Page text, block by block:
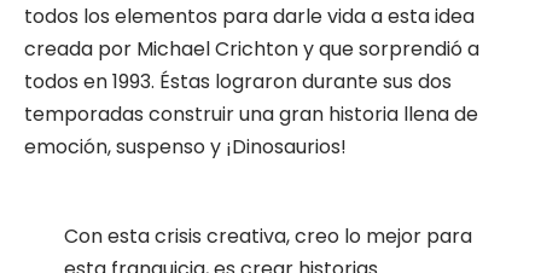
todos los elementos para darle vida a esta idea
creada por Michael Crichton y que sorprendió a
todos en 1993. Éstas lograron durante sus dos
temporadas construir una gran historia llena de
emoción, suspenso y ¡Dinosaurios!
Con esta crisis creativa, creo lo mejor para